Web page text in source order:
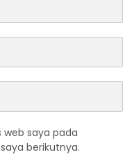
saya pada
berikutnya.